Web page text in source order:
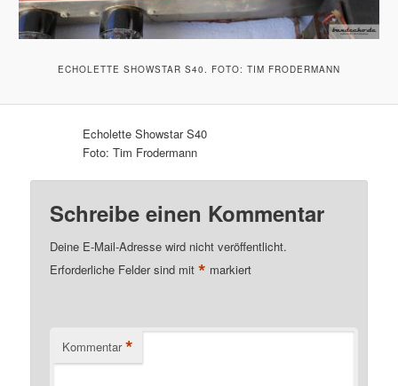
ECHOLETTE SHOWSTAR S40. FOTO: TIM FRODERMANN
Echolette Showstar S40
Foto: Tim Frodermann
Schreibe einen Kommentar
Deine E-Mail-Adresse wird nicht veröffentlicht.
Erforderliche Felder sind mit* markiert
Kommentar *